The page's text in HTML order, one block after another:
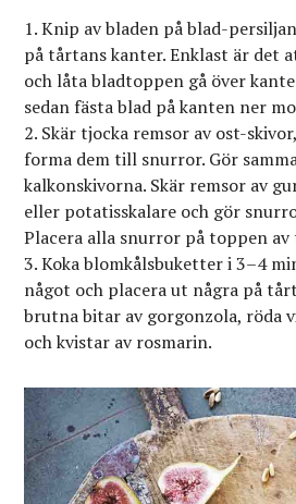
Knip av bladen på blad-
på tårtans kanter. Enklast är det
och låta bladtoppen gå över
sedan fästa blad på kanten ner
Skär tjocka remsor av ost-
forma dem till snurror. Gör
kalkonskivorna. Skär remsor av
eller potatisskalare och gör
Placera alla snurror på toppen
Koka blomkålsbuketter i 3–4
något och placera ut några på
brutna bitar av gorgonzola, röda
och kvistar av rosmarin.